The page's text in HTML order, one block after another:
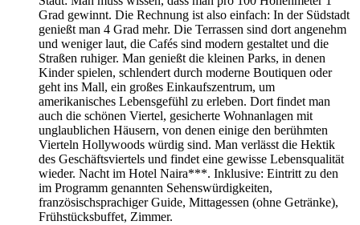
Grad gewinnt. Die Rechnung ist also einfach: In der Südstadt
genießt man 4 Grad mehr. Die Terrassen sind dort angenehm
und weniger laut, die Cafés sind modern gestaltet und die
Straßen ruhiger. Man genießt die kleinen Parks, in denen
Kinder spielen, schlendert durch moderne Boutiquen oder
geht ins Mall, ein großes Einkaufszentrum, um
amerikanisches Lebensgefühl zu erleben. Dort findet man
auch die schönen Viertel, gesicherte Wohnanlagen mit
unglaublichen Häusern, von denen einige den berühmten
Vierteln Hollywoods würdig sind. Man verlässt die Hektik
des Geschäftsviertels und findet eine gewisse Lebensqualität
wieder. Nacht im Hotel Naira***. Inklusive: Eintritt zu den
im Programm genannten Sehenswürdigkeiten,
französischsprachiger Guide, Mittagessen (ohne Getränke),
Frühstücksbuffet, Zimmer.